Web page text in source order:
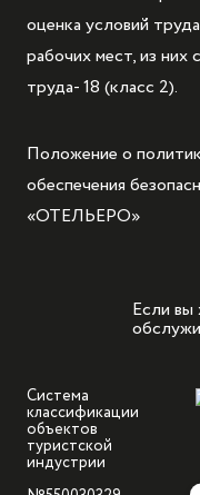
оценка условий
рабочих мест, из них
труда- 18 (класс 2).
Положение о
обеспечения
«ОТЕЛЬЕРО»
Если вы
Система
классификации
объектов
туристской
индустрии